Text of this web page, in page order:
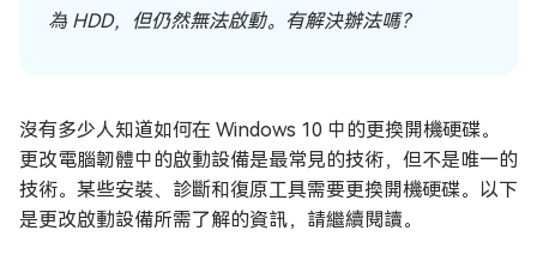
為 HDD，但仍然無法啟動。有解決辦法嗎？
沒有多少人知道如何在 Windows 10 中的更換開機硬碟。
更改電腦韌體中的啟動設備是最常見的技術，但不是唯一的
技術。某些安裝、診斷和復原工具需要更換開機硬碟。以下
是更改啟動設備所需了解的資訊，請繼續閱讀。